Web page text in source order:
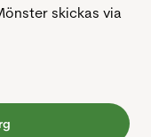
skickas via